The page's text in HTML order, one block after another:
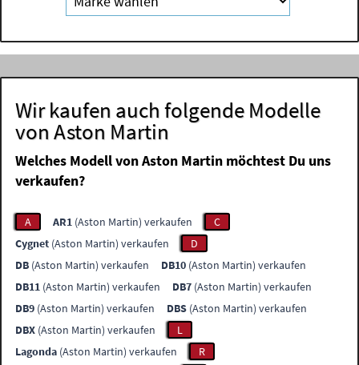
Wir kaufen auch folgende Modelle
von Aston Martin
Welches Modell von Aston Martin möchtest Du uns
verkaufen?
A AR1 (Aston Martin) verkaufen
C
Cygnet (Aston Martin) verkaufen
D
DB (Aston Martin) verkaufen DB10 (Aston Martin) verkaufen
DB11 (Aston Martin) verkaufen DB7 (Aston Martin) verkaufen
DB9 (Aston Martin) verkaufen DBS (Aston Martin) verkaufen
DBX (Aston Martin) verkaufen
L
Lagonda (Aston Martin) verkaufen
R